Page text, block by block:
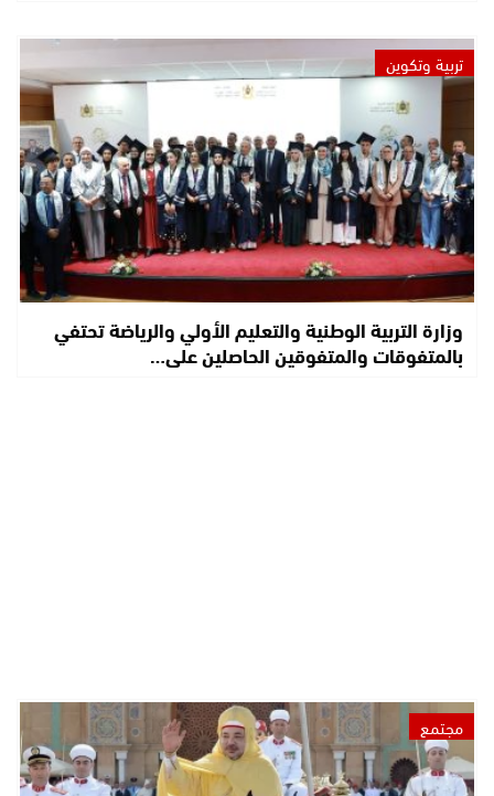
تربية وتكوين
وزارة التربية الوطنية والتعليم الأولي والرياضة تحتفي
بالمتفوقات والمتفوقين الحاصلين على…
مجتمع